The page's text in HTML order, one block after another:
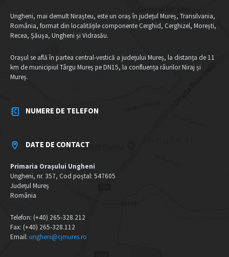
Ungheni, mai demult Nirașteu, este un oraș în județul Mureș, Transilvania,
România, format din localitățile componente Cerghid, Cerghizel, Morești,
Recea, Șăușa, Ungheni și Vidrasău.
Orașul se află în partea central-vestică a județului Mureș, la distanța de 11
km de municipiul Târgu Mureș pe DN15, la confluența râurilor Niraj și
Mureș.
NUMERE DE TELEFON
DATE DE CONTACT
Primaria Orașului Ungheni
Ungheni, nr. 357, Cod poștal: 547605
Județul Mureș
România
Telefon: (+40) 265-328.212
Fax: (+40) 265-328.112
Email: ungheni@cjmures.ro